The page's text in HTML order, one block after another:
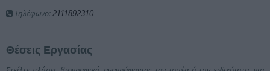
Τηλέφωνο: 2111892310
Θέσεις Εργασίας